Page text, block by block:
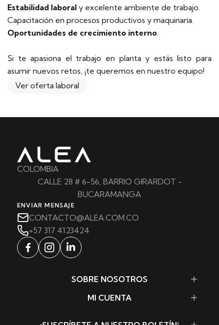
Estabilidad laboral y excelente ambiente de trabajo.
Capacitación en procesos productivos y maquinaria.
Oportunidades de crecimiento interno.
Si te apasiona el trabajo en planta y estás listo para
asumir nuevos retos, ¡te queremos en nuestro equipo!
Ver oferta laboral
COLOMBIA
CALLE 28 # 6-56, BARRIO GIRARDOT -
BUCARAMANGA
ENVIAR MENSAJE
CONTACTO@ALEA.COM.CO
+57 317 4123424
SOBRE NOSOTROS
MI CUENTA